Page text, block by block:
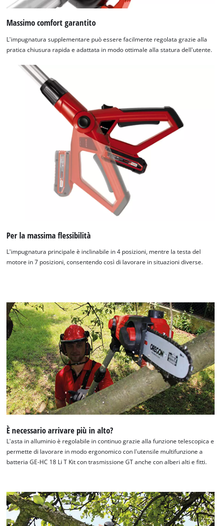
Abbiamo bisogno del vostro permesso
per caricare Google Maps!
This content is not permitted to load due
Massimo comfort garantito
L'impugnatura supplementare può essere facilmente regolata grazie alla
pratica chiusura rapida e adattata in modo ottimale alla statura dell'utente.
Per la massima flessibilità
L'impugnatura principale è inclinabile in 4 posizioni, mentre la testa del
motore in 7 posizioni, consentendo così di lavorare in situazioni diverse.
È necessario arrivare più in alto?
L'asta in alluminio è regolabile in continuo grazie alla funzione telescopica e
permette di lavorare in modo ergonomico con l'utensile multifunzione a
batteria GE-HC 18 Li T Kit con trasmissione GT anche con alberi alti e fitti.